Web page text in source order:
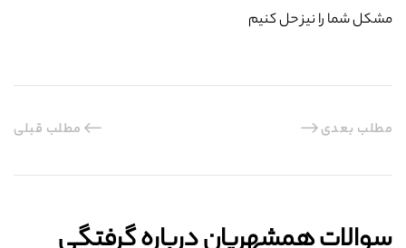
مشکل شما را نیز حل کنیم
مطلب قبلی مطلب بعدی